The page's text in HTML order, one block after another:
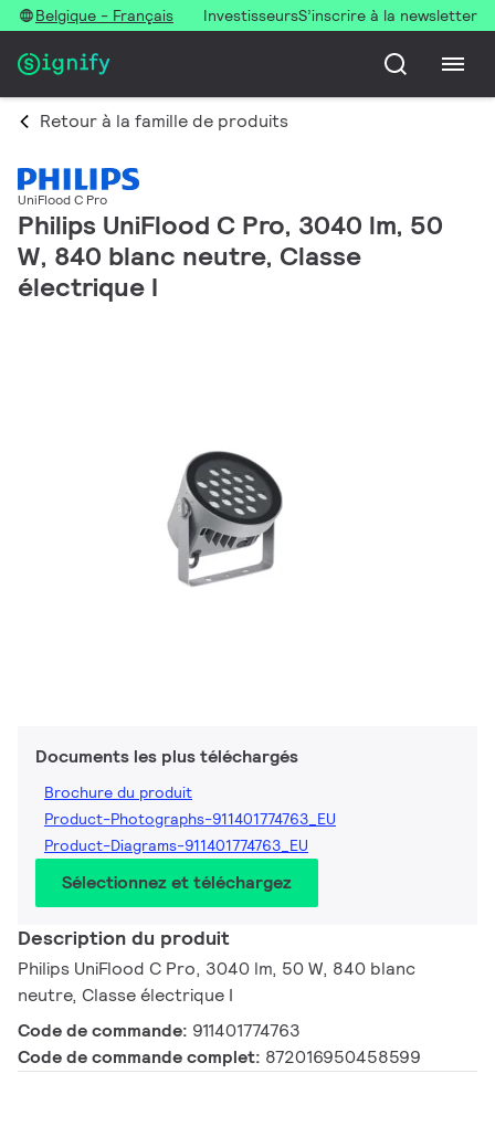
Belgique - Français InvestisseursS’inscrire à la newsletter
Retour à la famille de produits
UniFlood C Pro
Philips UniFlood C Pro, 3040 lm, 50
W, 840 blanc neutre, Classe
électrique I
Documents les plus téléchargés
Brochure du produit
Product-Photographs-911401774763_EU
Product-Diagrams-911401774763_EU
Sélectionnez et téléchargez
Description du produit
Philips UniFlood C Pro, 3040 lm, 50 W, 840 blanc
neutre, Classe électrique I
Code de commande: 911401774763
Code de commande complet: 872016950458599